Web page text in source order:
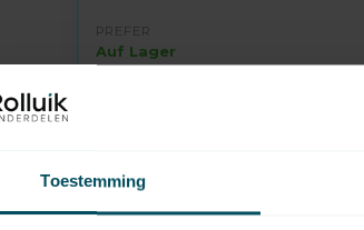
Toestemming
PREFER
Auf Lager